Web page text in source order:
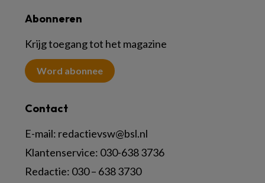
Abonneren
Krijg toegang tot het magazine
Word abonnee
Contact
E-mail: redactievsw@bsl.nl
Klantenservice: 030-638 3736
Redactie: 030 – 638 3730